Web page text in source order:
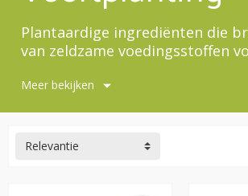
Plantaardige ingrediënten die
van zeldzame voedingsstoffen
producten.
Meer bekijken
Relevantie